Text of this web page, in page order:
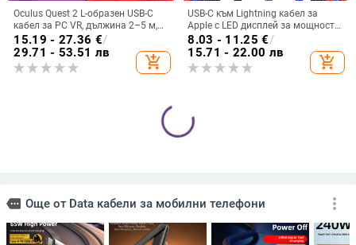
Oculus Quest 2 L-образен USB-C
кабел за PC VR, дължина 2–5 м,
бързо зареждане
15.19 - 27.36 €/
29.71 - 53.51 лв
add_shopping_cart
USB-C към Lightning кабел за
Apple с LED дисплей за мощност,
9V3A, PD 27W, плетен кабел
8.03 - 11.25 €/
15.71 - 22.00 лв
add_shopping_cart